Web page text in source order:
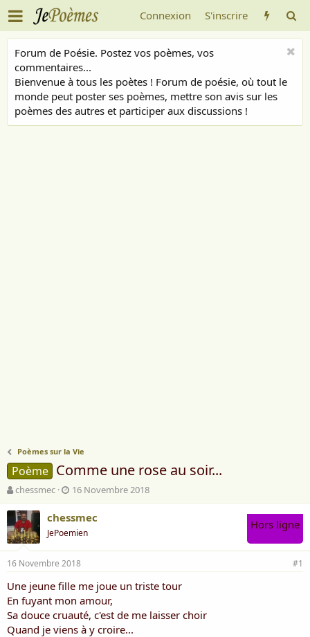
Connexion S'inscrire
Forum de Poésie. Postez vos poèmes, vos
commentaires...
Bienvenue à tous les poètes ! Forum de poésie, où tout le
monde peut poster ses poèmes, mettre son avis sur les
poèmes des autres et participer aux discussions !
Poèmes sur la Vie
Poème Comme une rose au soir...
A
u
t
e
u
r
d
e
l
a
d
i
chessmec
D
a
t
d
e
d
é
b
u
t
16 Novembre 2018
chessmec
JePoemien
Hors ligne
16 Novembre 2018 #1
Une jeune fille me joue un triste tour
En fuyant mon amour,
Sa douce cruauté, c'est de me laisser choir
Quand je viens à y croire...